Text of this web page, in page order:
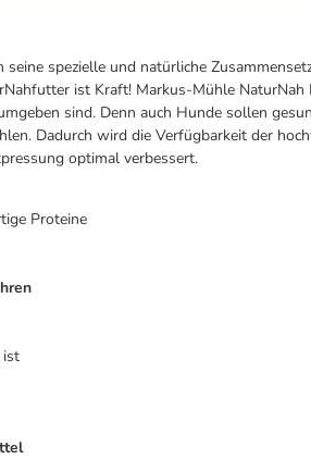
spezielle und natürliche
ist Kraft! Markus-Mühle
sind. Denn auch Hunde sollen
Dadurch wird die Verfügbarkeit der
optimal verbessert.
Proteine
ist